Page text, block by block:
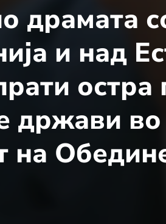
драмата
и над
остра
држави во
на